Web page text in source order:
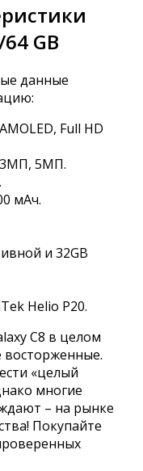
GB
данные
Full HD
5МП.
мАч.
и 32GB
Helio P20.
C8 в целом
«целый
многие
– на рынке
Покупайте